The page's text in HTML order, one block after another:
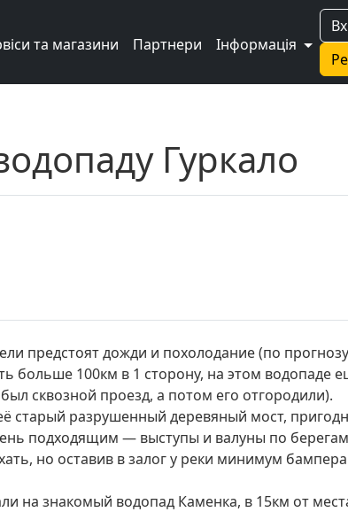
та магазини Партнери Інформація
Гуркало
предстоят дожди и похолодание (по
больше 100км в 1 сторону, на этом водопаде
сквозной проезд, а потом его отгородили).
старый разрушенный деревяный мост,
подходящим — выступы и валуны по
но оставив в залог у реки минимум
на знакомый водопад Каменка, в 15км от